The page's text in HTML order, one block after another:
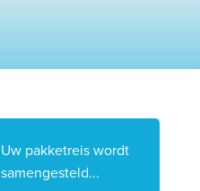
Voorwaarden
Uw pakketreis wordt
samengesteld...